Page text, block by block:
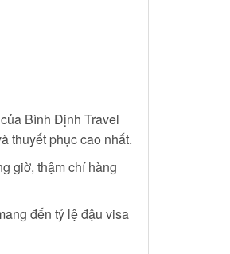
Bình Định Travel
thuyết phục cao nhất.
giờ, thậm chí hàng
đến tỷ lệ đậu visa